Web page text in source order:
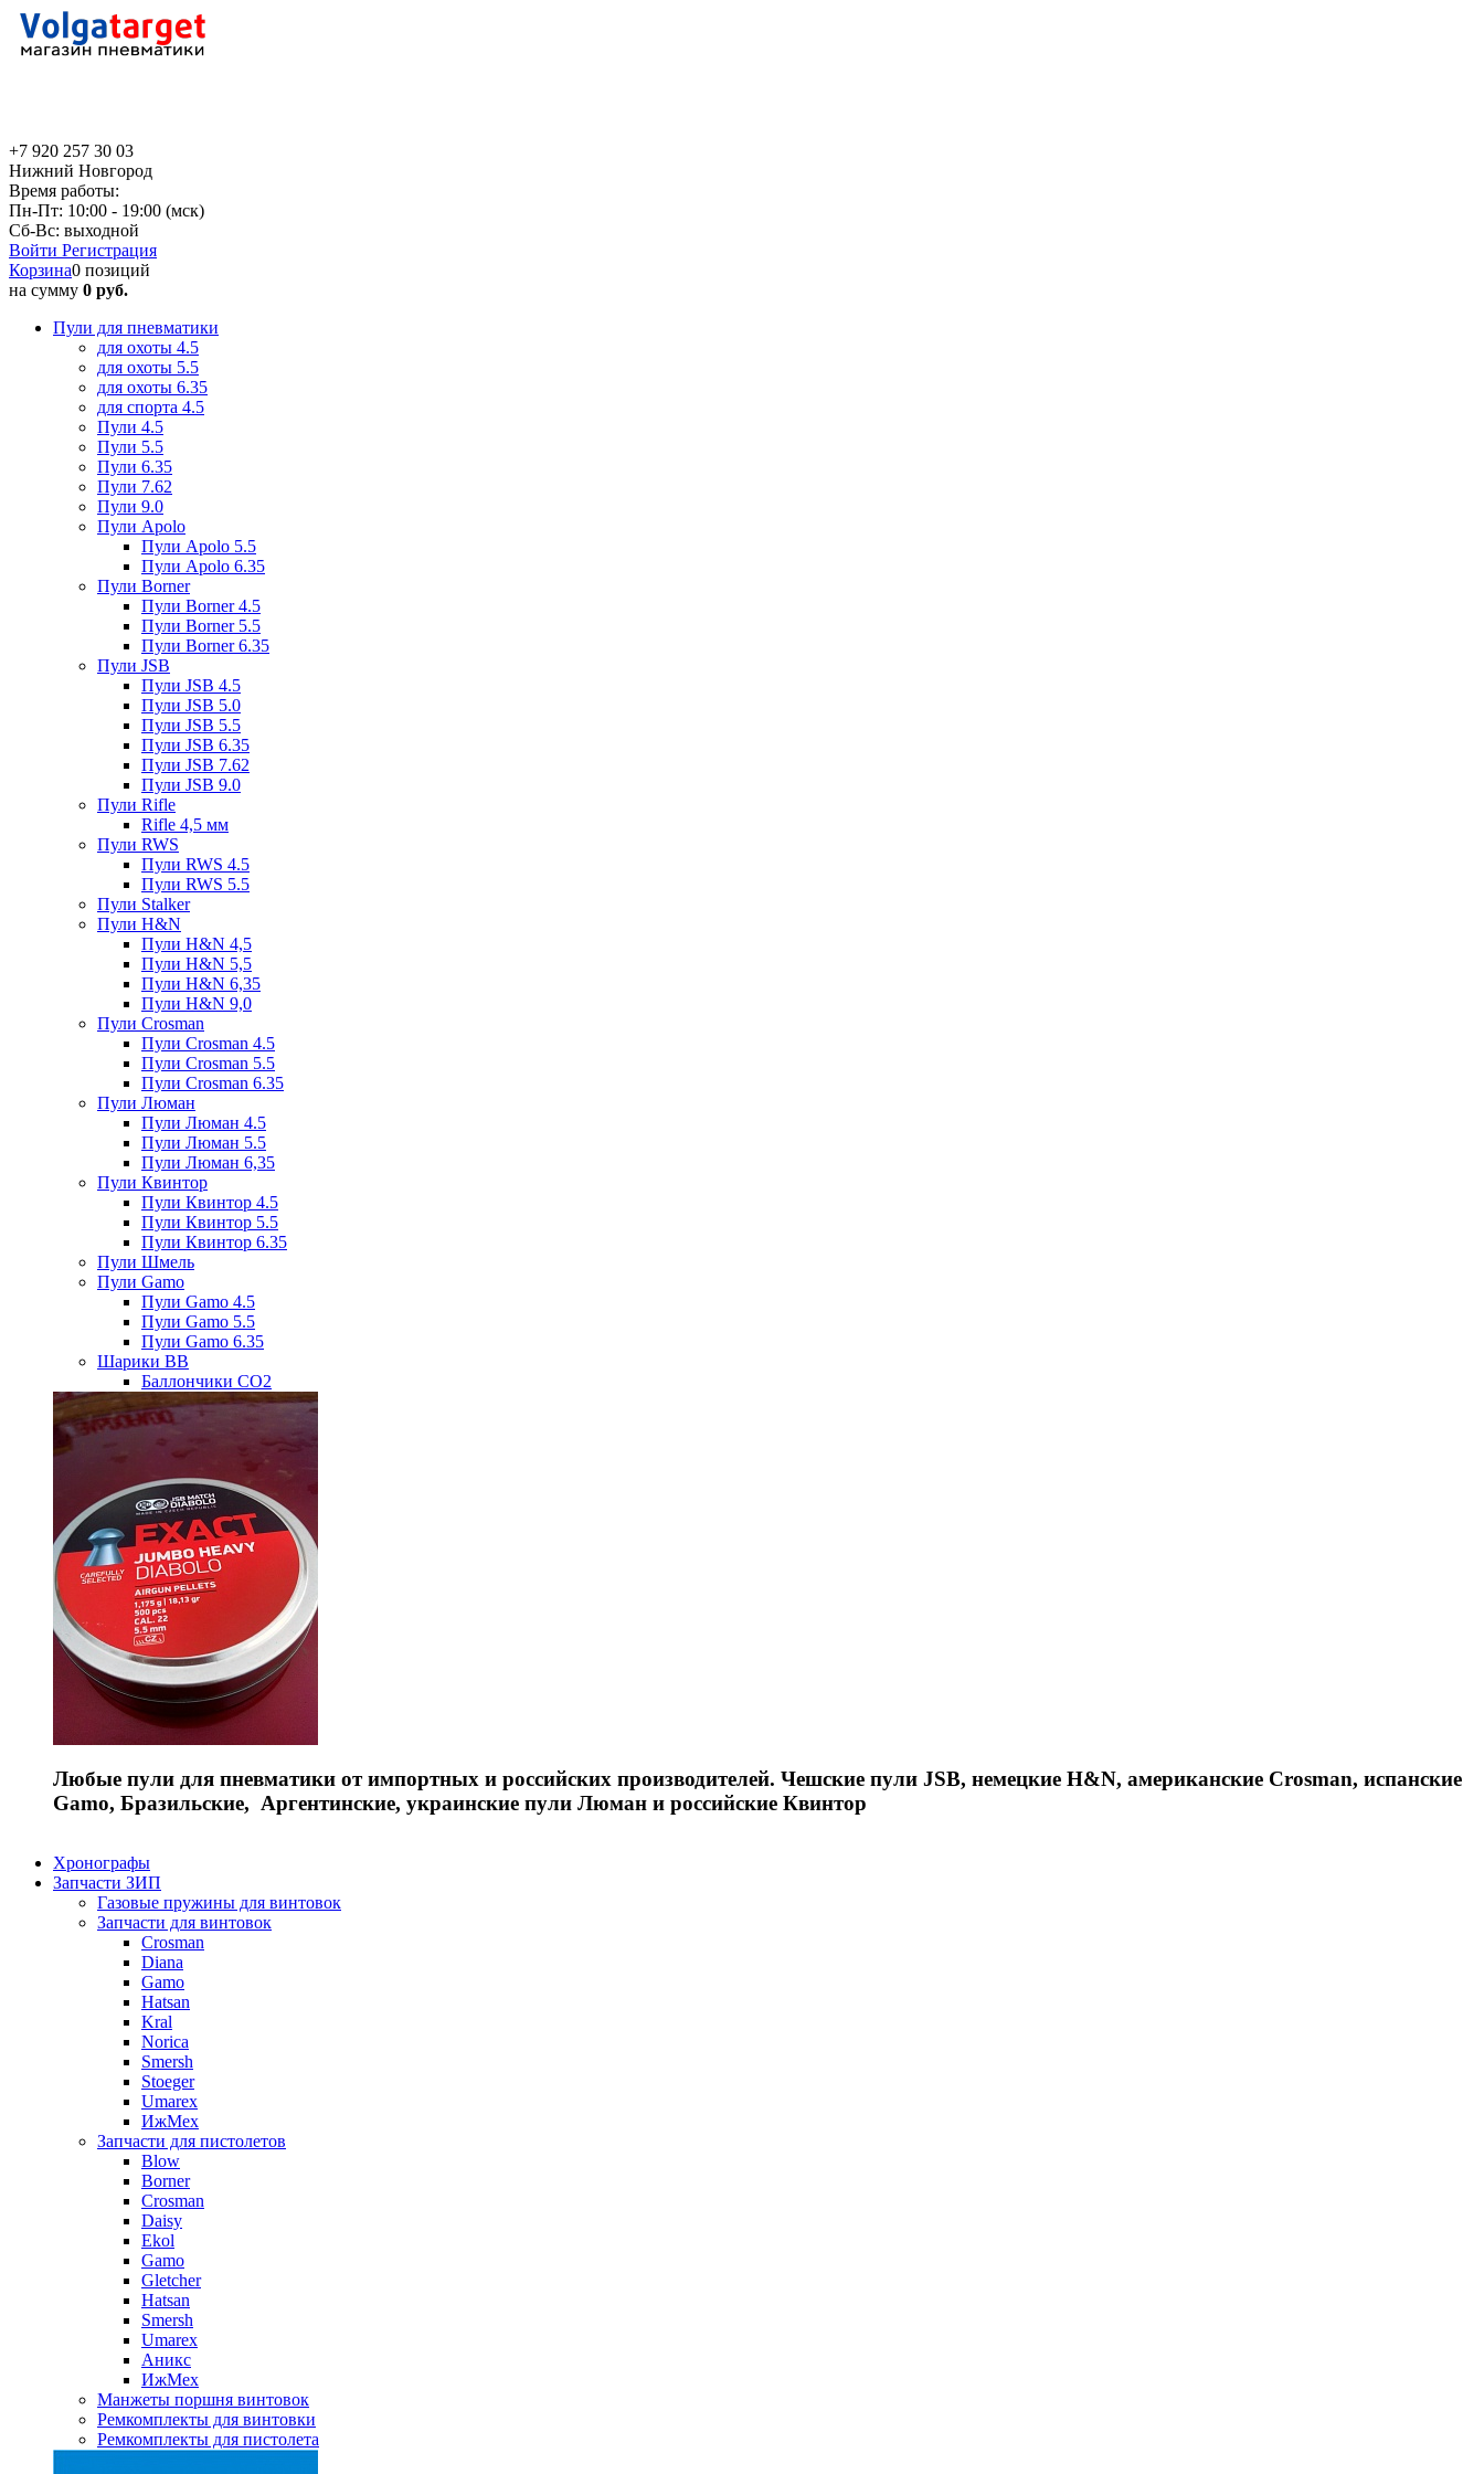
+7 920 257 30 03
Нижний Новгород
Время работы:
Пн-Пт: 10:00 - 19:00 (мск)
Сб-Вс: выходной
Войти Регистрация
Корзина0 позиций
на сумму 0 руб.
Пули для пневматики
для охоты 4.5
для охоты 5.5
для охоты 6.35
для спорта 4.5
Пули 4.5
Пули 5.5
Пули 6.35
Пули 7.62
Пули 9.0
Пули Apolo
Пули Apolo 5.5
Пули Apolo 6.35
Пули Borner
Пули Borner 4.5
Пули Borner 5.5
Пули Borner 6.35
Пули JSB
Пули JSB 4.5
Пули JSB 5.0
Пули JSB 5.5
Пули JSB 6.35
Пули JSB 7.62
Пули JSB 9.0
Пули Rifle
Rifle 4,5 мм
Пули RWS
Пули RWS 4.5
Пули RWS 5.5
Пули Stalker
Пули H&N
Пули H&N 4,5
Пули H&N 5,5
Пули H&N 6,35
Пули H&N 9,0
Пули Crosman
Пули Crosman 4.5
Пули Crosman 5.5
Пули Crosman 6.35
Пули Люман
Пули Люман 4.5
Пули Люман 5.5
Пули Люман 6,35
Пули Квинтор
Пули Квинтор 4.5
Пули Квинтор 5.5
Пули Квинтор 6.35
Пули Шмель
Пули Gamo
Пули Gamo 4.5
Пули Gamo 5.5
Пули Gamo 6.35
Шарики BB
Баллончики CO2
Любые пули для пневматики от импортных и российских производителей. Чешские пули JSB, немецкие H&N, американские Crosman, испанские
Gamo, Бразильские, Аргентинские, украинские пули Люман и российские Квинтор
Хронографы
Запчасти ЗИП
Газовые пружины для винтовок
Запчасти для винтовок
Crosman
Diana
Gamo
Hatsan
Kral
Norica
Smersh
Stoeger
Umarex
ИжМех
Запчасти для пистолетов
Blow
Borner
Crosman
Daisy
Ekol
Gamo
Gletcher
Hatsan
Smersh
Umarex
Аникс
ИжМех
Манжеты поршня винтовок
Ремкомплекты для винтовки
Ремкомплекты для пистолета